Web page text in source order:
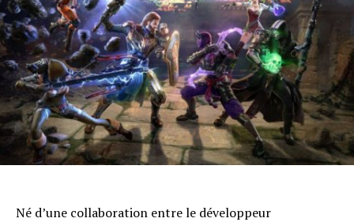
Né d’une collaboration entre le développeur